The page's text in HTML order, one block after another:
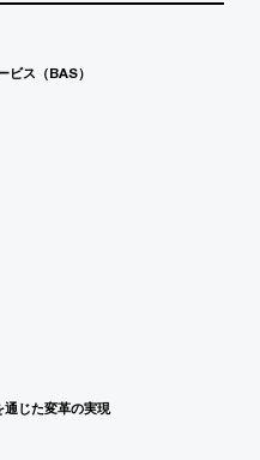
ビス（BAS）
た変革の実現